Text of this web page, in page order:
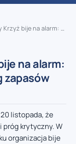
osiągnięto krytyczny próg zapasów krwi!
na alarm:
zapasów
listopada, że
próg krytyczny. W
organizacja bije